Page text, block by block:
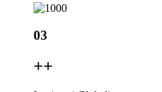
03
++